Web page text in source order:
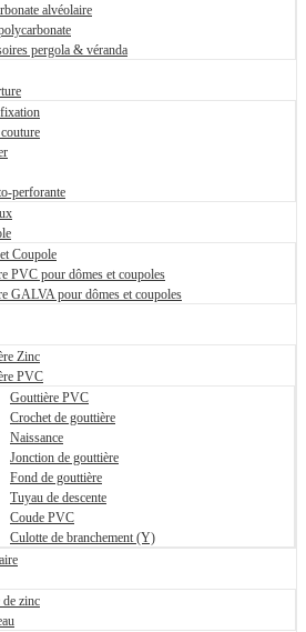
alvéolaire
pergola & véranda
perforante
Coupole
PVC pour dômes et coupoles
GALVA pour dômes et coupoles
Zinc
PVC
Gouttière PVC
Crochet de gouttière
Naissance
Jonction de gouttière
Fond de gouttière
Tuyau de descente
Coude PVC
Culotte de branchement (Y)
zinc